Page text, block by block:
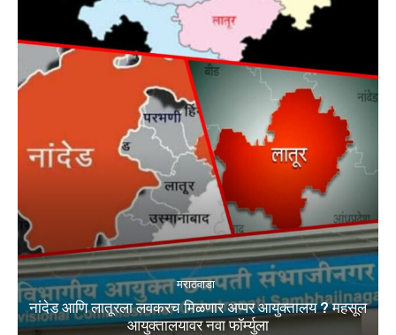
मराठवाडा
नांदेड आणि लातूरला लवकरच मिळणार अप्पर आयुक्तालय ? महसूल
आयुक्तालयावर नवा फॉर्म्युला